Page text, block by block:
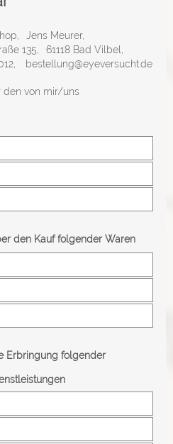
Jens Meurer,
135,
61118 Bad Vilbel,
bestellung@eyeversucht.de
den von mir/uns
den Kauf folgender Waren
Erbringung folgender